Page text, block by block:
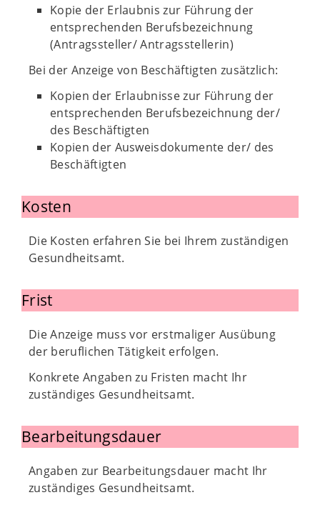
Kopie der Erlaubnis zur Führung der
entsprechenden Berufsbezeichnung
(Antragssteller/ Antragsstellerin)
Bei der Anzeige von Beschäftigten zusätzlich:
Kopien der Erlaubnisse zur Führung der
entsprechenden Berufsbezeichnung der/
des Beschäftigten
Kopien der Ausweisdokumente der/ des
Beschäftigten
Kosten
Die Kosten erfahren Sie bei Ihrem zuständigen
Gesundheitsamt.
Frist
Die Anzeige muss vor erstmaliger Ausübung
der beruflichen Tätigkeit erfolgen.
Konkrete Angaben zu Fristen macht Ihr
zuständiges Gesundheitsamt.
Bearbeitungsdauer
Angaben zur Bearbeitungsdauer macht Ihr
zuständiges Gesundheitsamt.